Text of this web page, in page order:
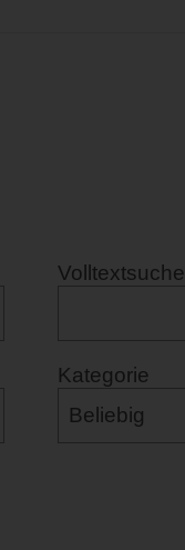
Volltextsuche
Kategorie